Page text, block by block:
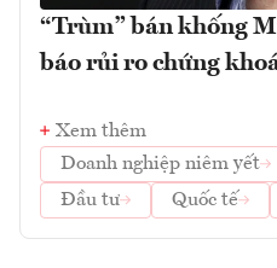
“Trùm” bán khống
báo rủi ro chứng
Xem thêm
Doanh nghiệp niêm yết
Đầu tư
Quốc tế